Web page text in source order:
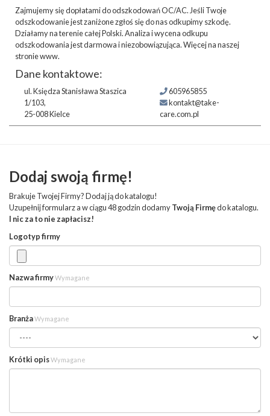
Zajmujemy się dopłatami do odszkodowań OC/AC. Jeśli Twoje
odszkodowanie jest zaniżone zgłoś się do nas odkupimy szkodę.
Działamy na terenie całej Polski. Analiza i wycena odkupu
odszkodowania jest darmowa i niezobowiązująca. Więcej na naszej
stronie www.
Dane kontaktowe:
ul. Księdza Stanisława Staszica
1/103,
25-008 Kielce
605965855
kontakt@take-
care.com.pl
Dodaj swoją firmę!
Brakuje Twojej Firmy? Dodaj ją do katalogu!
Uzupełnij formularz a w ciągu 48 godzin dodamyTwoją Firmędo katalogu.
I nic za to nie zapłacisz!
Logotyp firmy
Nazwa firmyWymagane
BranżaWymagane
Krótki opisWymagane